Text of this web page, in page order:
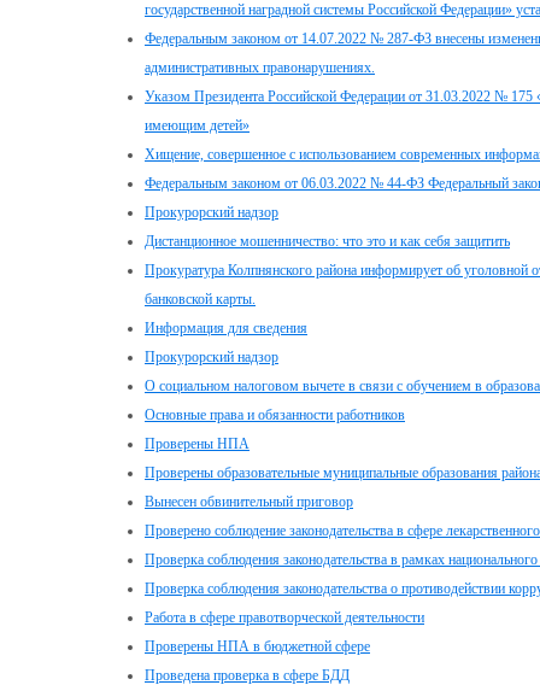
государственной наградной системы Российской Федерации»
Федеральным законом от 14.07.2022 № 287-ФЗ внесены
административных правонарушениях.
Указом Президента Российской Федерации от 31.03.2022 №
имеющим детей»
Хищение, совершенное с использованием современных
Федеральным законом от 06.03.2022 № 44-ФЗ Федеральный
Прокурорский надзор
Дистанционное мошенничество: что это и как себя защитить
Прокуратура Колпнянского района информирует об уголовной
банковской карты.
Информация для сведения
Прокурорский надзор
О социальном налоговом вычете в связи с обучением в
Основные права и обязанности работников
Проверены НПА
Проверены образовательные муниципальные образования
Вынесен обвинительный приговор
Проверено соблюдение законодательства в сфере
Проверка соблюдения законодательства в рамках
Проверка соблюдения законодательства о противодействии
Работа в сфере правотворческой деятельности
Проверены НПА в бюджетной сфере
Проведена проверка в сфере БДД